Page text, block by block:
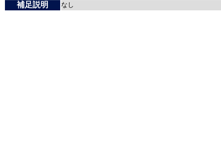
補足説明 なし